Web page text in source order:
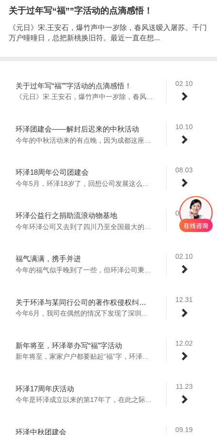
关于过年写“福””字活动的点滴感悟！
《元日》宋.王安石，爆竹声中一岁除，春风送暧入屠苏。千门
万户曈曈日，总把新桃换旧符。最近一直在想...
02.10
关于过年写“福””字活动的点滴感悟！
《元日》宋.王安石，爆竹声中一岁除，春风...
10.10
环泽团建会——解封后迟来的中秋活动
08.03
环泽18周年公司团建会
今年5月，环泽18岁了，回想公司发展这么...
02.23
环泽公益行之捐助流浪动物基地
02.10
福气满满，携手并进
今年的福气似乎晚到了一些，但环泽公司秉承...
12.31
关于环泽与某同行公司的著作权侵权纠纷案
12.02
新年将至，环泽举办写“福”字活动
新年将至，家家户户都要贴起“福”字，环泽...
11.23
环泽17周年庆活动
今年是环泽成立以来的第17年了，在此之际...
09.19
环泽中秋团建会